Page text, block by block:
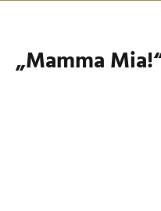
„Mamma